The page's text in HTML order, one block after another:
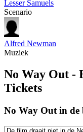
Lesser Samuels
Scenario
Alfred Newman
Muziek
No Way Out -
Tickets
No Way Out in de